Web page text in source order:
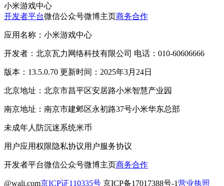
小米游戏中心
开发者平台微信公众号微博主页商务合作
应用名称：小米游戏中心
开发者：北京瓦力网络科技有限公司 电话：010-60606666
版本：13.5.0.70 更新时间：2025年3月24日
北京地址：北京市昌平区安居路小米智慧产业园
南京地址：南京市建邺区永初路37号小米华东总部
未成年人防沉迷系统米币
用户应用权限隐私协议用户服务协议
开发者平台微信公众号微博主页商务合作
@wali.com京ICP证110335号 京ICP备17017388号-1营业执照